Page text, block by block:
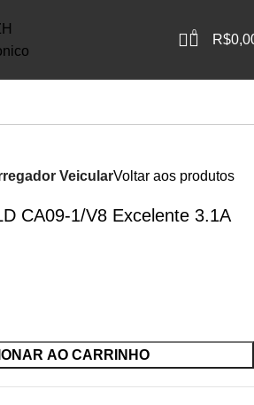
0 R$
VeicularVoltar aos produtos
CA09-1/V8 Excelente 3.1A
AO CARRINHO